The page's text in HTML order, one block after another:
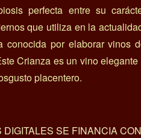
perfecta entre su
que utiliza en la
conocida por elaborar vinos
Crianza es un vino elegante
placentero.
SE FINANCIA